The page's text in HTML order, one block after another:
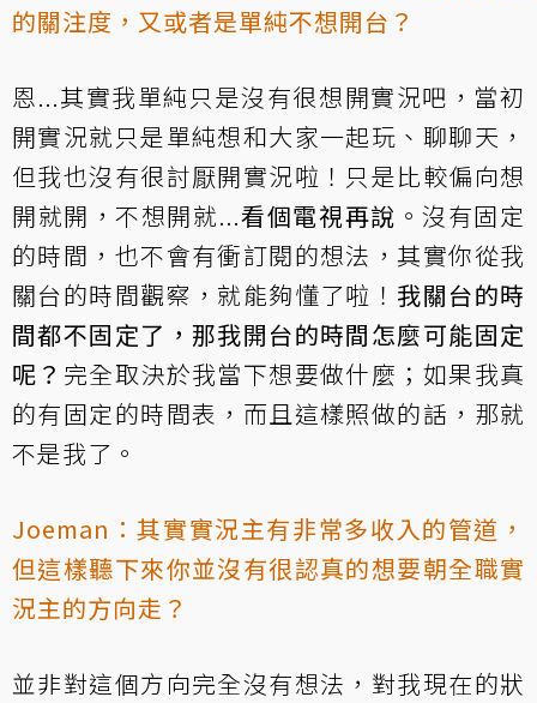
的關注度，又或者是單純不想開台？
恩...其實我單純只是沒有很想開實況吧，當初
開實況就只是單純想和大家一起玩、聊聊天，
但我也沒有很討厭開實況啦！只是比較偏向想
開就開，不想開就...看個電視再說 。沒有固定
的時間，也不會有衝訂閱的想法，其實你從我
關台的時間觀察，就能夠懂了啦！ 我關台的時
間都不固定了，那我開台的時間怎麼可能固定
呢？ 完全取決於我當下想要做什麼；如果我真
的有固定的時間表，而且這樣照做的話，那就
不是我了。
Joeman：其實實況主有非常多收入的管道，
但這樣聽下來你並沒有很認真的想要朝全職實
況主的方向走？
並非對這個方向完全沒有想法，對我現在的狀